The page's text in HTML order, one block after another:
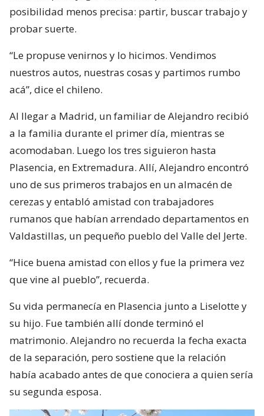
posibilidad menos precisa: partir, buscar trabajo y
probar suerte.
“Le propuse venirnos y lo hicimos. Vendimos
nuestros autos, nuestras cosas y partimos rumbo
acá”, dice el chileno.
Al llegar a Madrid, un familiar de Alejandro recibió
a la familia durante el primer día, mientras se
acomodaban. Luego los tres siguieron hasta
Plasencia, en Extremadura. Allí, Alejandro encontró
uno de sus primeros trabajos en un almacén de
cerezas y entabló amistad con trabajadores
rumanos que habían arrendado departamentos en
Valdastillas, un pequeño pueblo del Valle del Jerte.
“Hice buena amistad con ellos y fue la primera vez
que vine al pueblo”, recuerda.
Su vida permanecía en Plasencia junto a Liselotte y
su hijo. Fue también allí donde terminó el
matrimonio. Alejandro no recuerda la fecha exacta
de la separación, pero sostiene que la relación
había acabado antes de que conociera a quien sería
su segunda esposa.